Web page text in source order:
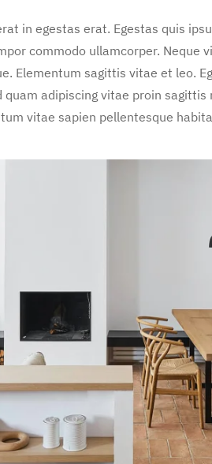
in egestas erat. Egestas quis
commodo ullamcorper. Neque
Elementum sagittis vitae et leo.
adipiscing vitae proin
vitae sapien pellentesque